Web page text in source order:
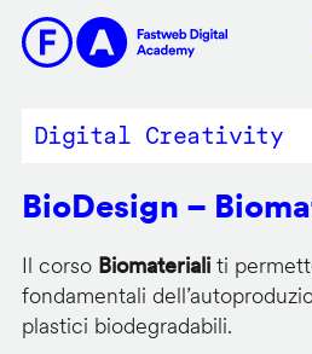
contenuto
Digital Creativity
BioDesign –
Il corso Biomaterialiti
fondamentali
plastici biodegradabili.